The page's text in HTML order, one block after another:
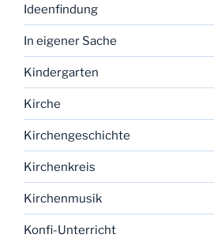
Ideenfindung
In eigener Sache
Kindergarten
Kirche
Kirchengeschichte
Kirchenkreis
Kirchenmusik
Konfi-Unterricht